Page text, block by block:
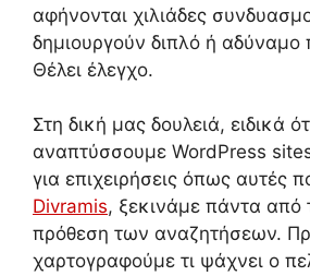
αφήνονται χιλιάδες
δημιουργούν διπλό ή αδύναμο
Θέλει έλεγχο.
Στη δική μας δουλειά, ειδικά
αναπτύσσουμε WordPress
για επιχειρήσεις όπως αυτές
Divramis, ξεκινάμε πάντα από
πρόθεση των αναζητήσεων.
χαρτογραφούμε τι ψάχνει ο